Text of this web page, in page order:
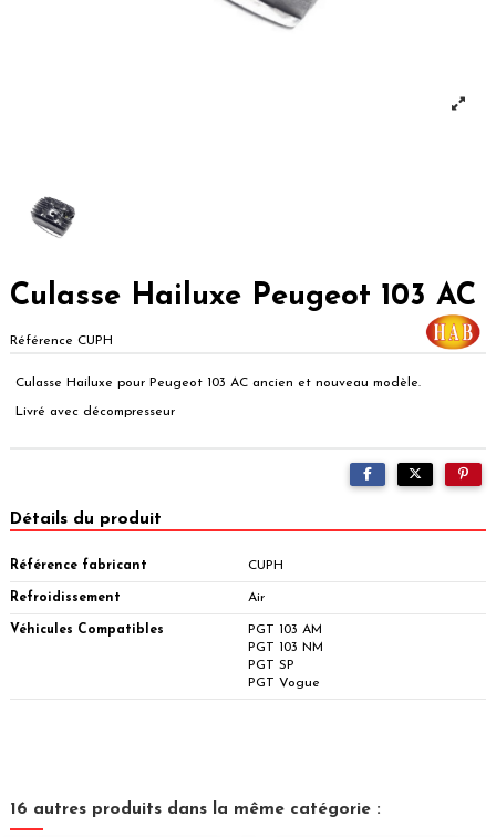
Culasse Hailuxe Peugeot 103 AC
Référence CUPH
Culasse Hailuxe pour Peugeot 103 AC ancien et nouveau modèle.
Livré avec décompresseur
Détails du produit
Référence fabricant CUPH
Refroidissement Air
Véhicules Compatibles
PGT 103 AM
PGT 103 NM
PGT SP
PGT Vogue
16 autres produits dans la même catégorie :